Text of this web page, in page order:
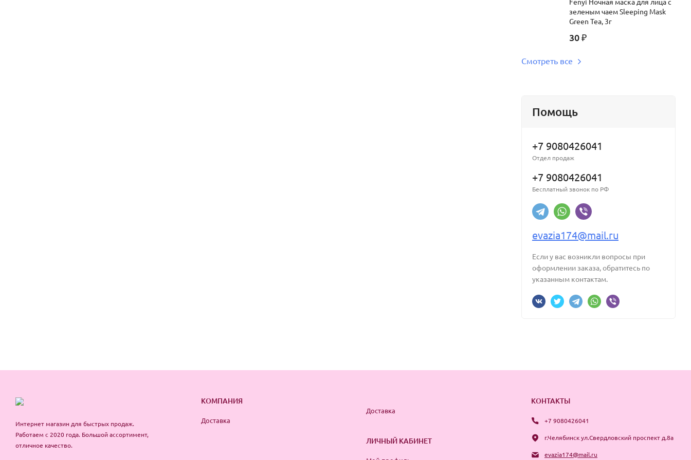
зеленым чаем Sleeping Mask
Green Tea, 3г
30 ₽
Смотреть все
Помощь
+7 9080426041
Отдел продаж
+7 9080426041
Бесплатный звонок по РФ
evazia174@mail.ru
Если у вас возникли вопросы при
оформлении заказа, обратитесь по
указанным контактам.
Интернет магазин для быстрых продаж.
Работаем с 2020 года. Большой ассортимент,
отличное качество.
КОМПАНИЯ
Доставка
Доставка
ЛИЧНЫЙ КАБИНЕТ
КОНТАКТЫ
+7 9080426041
г.Челябинск ул.Свердловский проспект д.8а
evazia174@mail.ru